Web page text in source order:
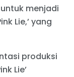
menjadi
Lie,’ yang
produksi
Lie’